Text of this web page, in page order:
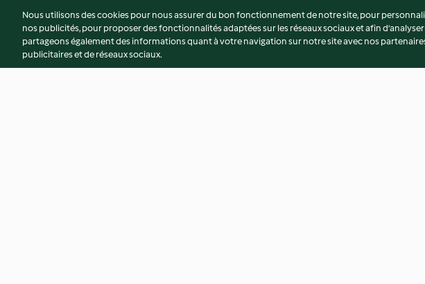
Nous utilisons des cookies pour nous assurer du bon fonctionnement de notre site, pour
nos publicités, pour proposer des fonctionnalités adaptées sur les réseaux sociaux et afin
partageons également des informations quant à votre navigation sur notre site avec nos
publicitaires et de réseaux sociaux.